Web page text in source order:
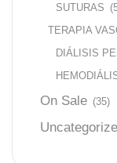
SUTURAS
TERAPIA
DIÁLISIS
On Sale (35)